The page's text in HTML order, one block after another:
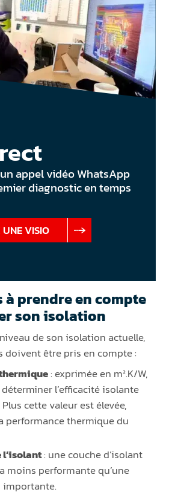
appel vidéo WhatsApp
diagnostic en temps
VISIO
à prendre en compte
son isolation
de son isolation actuelle,
doivent être pris en compte :
: exprimée en m².K/W,
l’efficacité isolante
cette valeur est élevée,
performance thermique du
l’isolant: une couche d’isolant
moins performante qu’une
importante.